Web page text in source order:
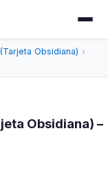
Obsidiana)
Obsidiana) –